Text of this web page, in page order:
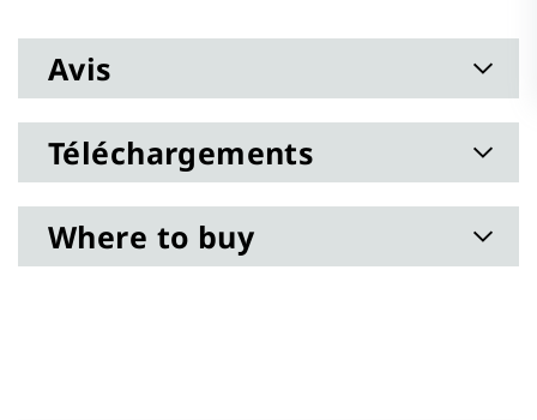
Avis
Téléchargements
Where to buy